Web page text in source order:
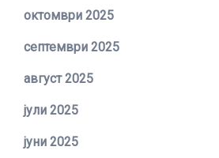
октомври 2025
септември 2025
август 2025
јули 2025
јуни 2025